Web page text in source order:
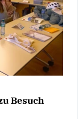
Besuch